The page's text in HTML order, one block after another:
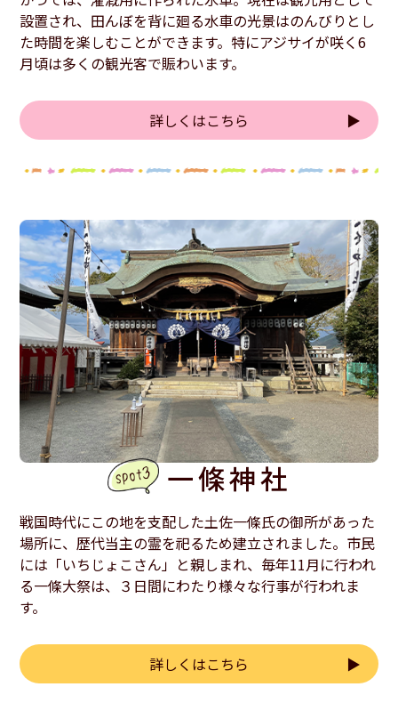
設置され、田んぼを背に廻る水車の光景はのんびりとし
た時間を楽しむことができます。特にアジサイが咲く6
月頃は多くの観光客で賑わいます。
詳しくはこちら
一條神社
戦国時代にこの地を支配した土佐一條氏の御所があった
場所に、歴代当主の霊を祀るため建立されました。市民
には「いちじょこさん」と親しまれ、毎年11月に行われ
る一條大祭は、３日間にわたり様々な行事が行われま
す。
詳しくはこちら